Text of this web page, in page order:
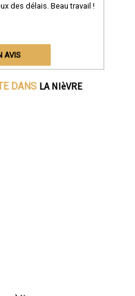
des délais. Beau travail !
AVIS
DANS LA NIèVRE